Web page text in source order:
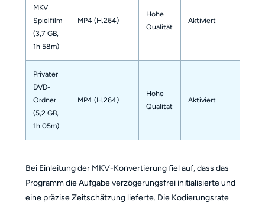
MKV
Spielfilm
(3,7 GB,
1h 58m)
MP4 (H.264)
Hohe
Qualität
Aktiviert
Privater
DVD-
Ordner
(5,2 GB,
1h 05m)
MP4 (H.264)
Hohe
Qualität
Aktiviert
Bei Einleitung der MKV-Konvertierung fiel auf, dass das
Programm die Aufgabe verzögerungsfrei initialisierte und
eine präzise Zeitschätzung lieferte. Die Kodierungsrate